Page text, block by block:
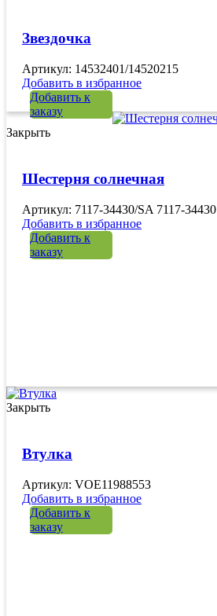
Звездочка
Артикул: 14532401/14520215
Добавить в избранное
Добавить к
заказу
Закрыть
Шестерня солнечная
Артикул: 7117-34430/SA 7117-34430
Добавить в избранное
Добавить к
заказу
Закрыть
Втулка
Артикул: VOE11988553
Добавить в избранное
Добавить к
заказу